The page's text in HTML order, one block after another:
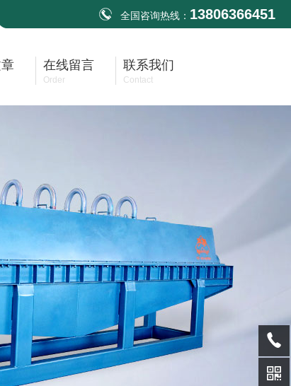
全国咨询热线： 13806366451
在线留言
Order
联系我们
Contact